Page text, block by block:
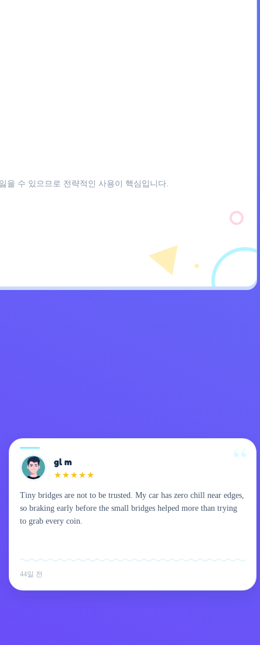
을 수 있으므로 전략적인 사용이 핵심입니다.
gl m
★ ★ ★ ★ ★
Tiny bridges are not to be trusted. My car has zero chill near edges,
so braking early before the small bridges helped more than trying
to grab every coin.
44일 전